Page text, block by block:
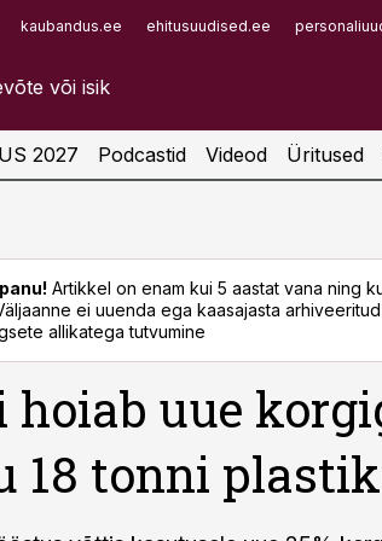
kaubandus.ee ehitusuudised.ee
Infopank
2027 Podcastid Videod Üritused
Artikkel on enam kui 5 aastat vana ning
ei uuenda ega kaasajasta
allikatega tutvumine
hoiab uue
18 tonni